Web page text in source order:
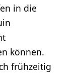
in die
können.
frühzeitig